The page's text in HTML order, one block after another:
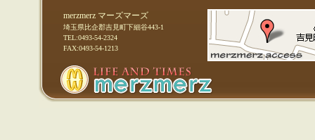
merzmerz マーズマーズ
埼玉県比企郡吉見町下細谷443-1
TEL:0493-54-2324
FAX:0493-54-1213